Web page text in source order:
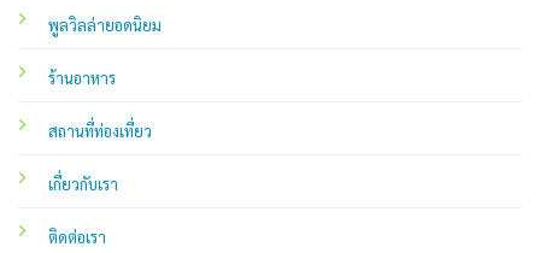
พูลวิลล่ายอดนิยม
ร้านอาหาร
สถานที่ท่องเที่ยว
เกี่ยวกับเรา
ติดต่อเรา